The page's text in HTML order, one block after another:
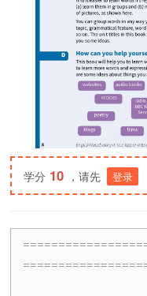
学分 10 ，请先 登录